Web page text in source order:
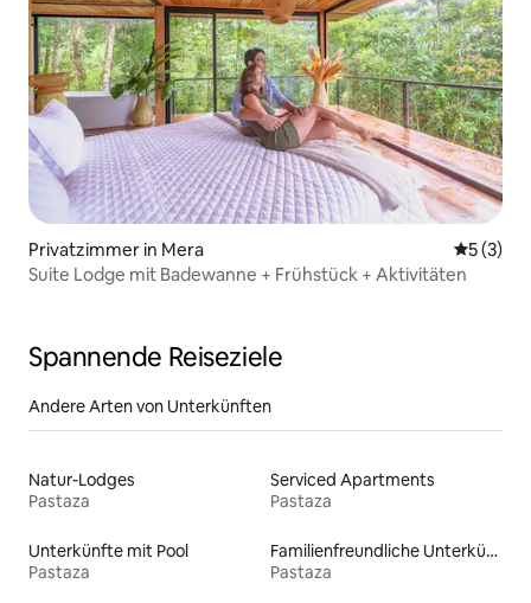
Privatzimmer in Mera
5 (3)
Suite Lodge mit Badewanne + Frühstück + Aktivitäten
Spannende Reiseziele
Andere Arten von Unterkünften
Natur-Lodges
Pastaza
Serviced Apartments
Pastaza
Unterkünfte mit Pool
Pastaza
Familienfreundliche Unterkünfte
Pastaza